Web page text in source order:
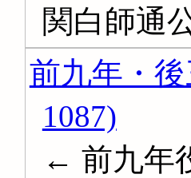
関白師通
前九年・後
1087)
← 前九年